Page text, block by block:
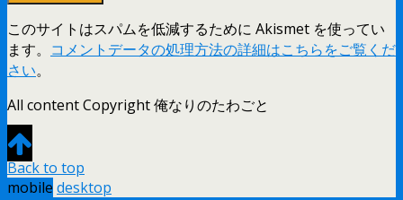
このサイトはスパムを低減するために Akismet を使ってい
ます。 コメントデータの処理方法の詳細はこちらをご覧くだ
さい。
All content Copyright 俺なりのたわごと
Back to top
mobile desktop